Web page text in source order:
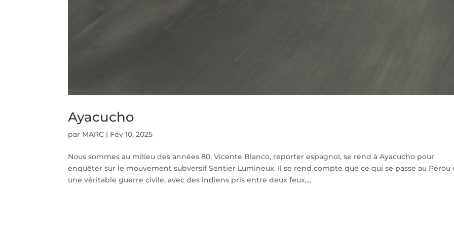
Ayacucho
par MARC | Fév 10, 2025
Nous sommes au milieu des années 80. Vicente Blanco, reporter espagnol, se rend à Ayacucho pour
enquêter sur le mouvement subversif Sentier Lumineux. Il se rend compte que ce qui se passe au Pérou
une véritable guerre civile, avec des indiens pris entre deux feux,...